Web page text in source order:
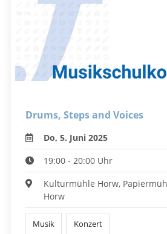
Drums, Steps and Voices
Do, 5. Juni 2025
19:00 - 20:00 Uhr
Kulturmühle Horw,
Horw
Musik Konzert